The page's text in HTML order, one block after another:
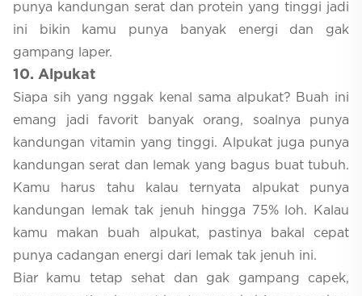
punya kandungan serat dan protein yang tinggi jadi
ini bikin kamu punya banyak energi dan gak
gampang laper.
1 0. Alpukat
Siapa sih yang nggak kenal sama alpukat? Buah ini
emang jadi favorit banyak orang, soalnya punya
kandungan vitamin yang tinggi. Alpukat juga punya
kandungan serat dan lemak yang bagus buat tubuh.
Kamu harus tahu kalau ternyata alpukat punya
kandungan lemak tak jenuh hingga 75% loh. Kalau
kamu makan buah alpukat, pastinya bakal cepat
punya cadangan energi dari lemak tak jenuh ini.
Biar kamu tetap sehat dan gak gampang capek,